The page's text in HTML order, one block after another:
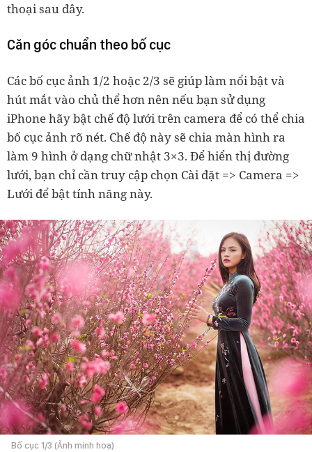
thoại sau đây.
Căn góc chuẩn theo bố cục
Các bố cục ảnh 1/2 hoặc 2/3 sẽ giúp làm nổi bật và
hút mắt vào chủ thể hơn nên nếu bạn sử dụng
iPhone hãy bật chế độ lưới trên camera để có thể chia
bố cục ảnh rõ nét. Chế độ này sẽ chia màn hình ra
làm 9 hình ở dạng chữ nhật 3×3. Để hiển thị đường
lưới, bạn chỉ cần truy cập chọn Cài đặt => Camera =>
Lưới để bật tính năng này.
Bố cục 1/3 (Ảnh minh hoạ)